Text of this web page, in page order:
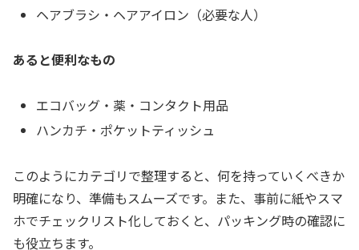
ヘアブラシ・ヘアアイロン（必要な人）
あると便利なもの
エコバッグ・薬・コンタクト用品
ハンカチ・ポケットティッシュ
このようにカテゴリで整理すると、何を持っていくべきか
明確になり、準備もスムーズです。また、事前に紙やスマ
ホでチェックリスト化しておくと、パッキング時の確認に
も役立ちます。